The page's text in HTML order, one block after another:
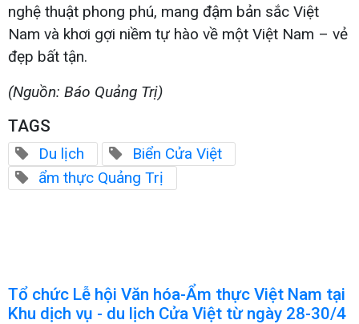
nghệ thuật phong phú, mang đậm bản sắc Việt
Nam và khơi gợi niềm tự hào về một Việt Nam – vẻ
đẹp bất tận.
(Nguồn: Báo Quảng Trị)
TAGS
Du lịch
Biển Cửa Việt
ẩm thực Quảng Trị
Tổ chức Lễ hội Văn hóa-Ẩm thực Việt Nam tại
Khu dịch vụ - du lịch Cửa Việt từ ngày 28-30/4